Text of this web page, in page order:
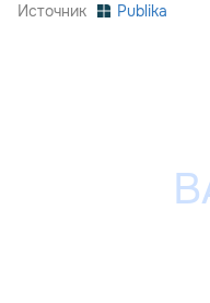
Источник Publika